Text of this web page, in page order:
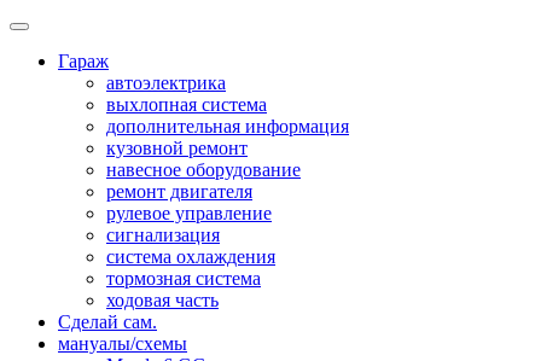
Skip
contentГараж
автоэлектрика
выхлопная система
дополнительная информация
кузовной ремонт
навесное оборудование
ремонт двигателя
рулевое управление
сигнализация
система охлаждения
тормозная система
ходовая часть
Сделай сам.
мануалы/схемы